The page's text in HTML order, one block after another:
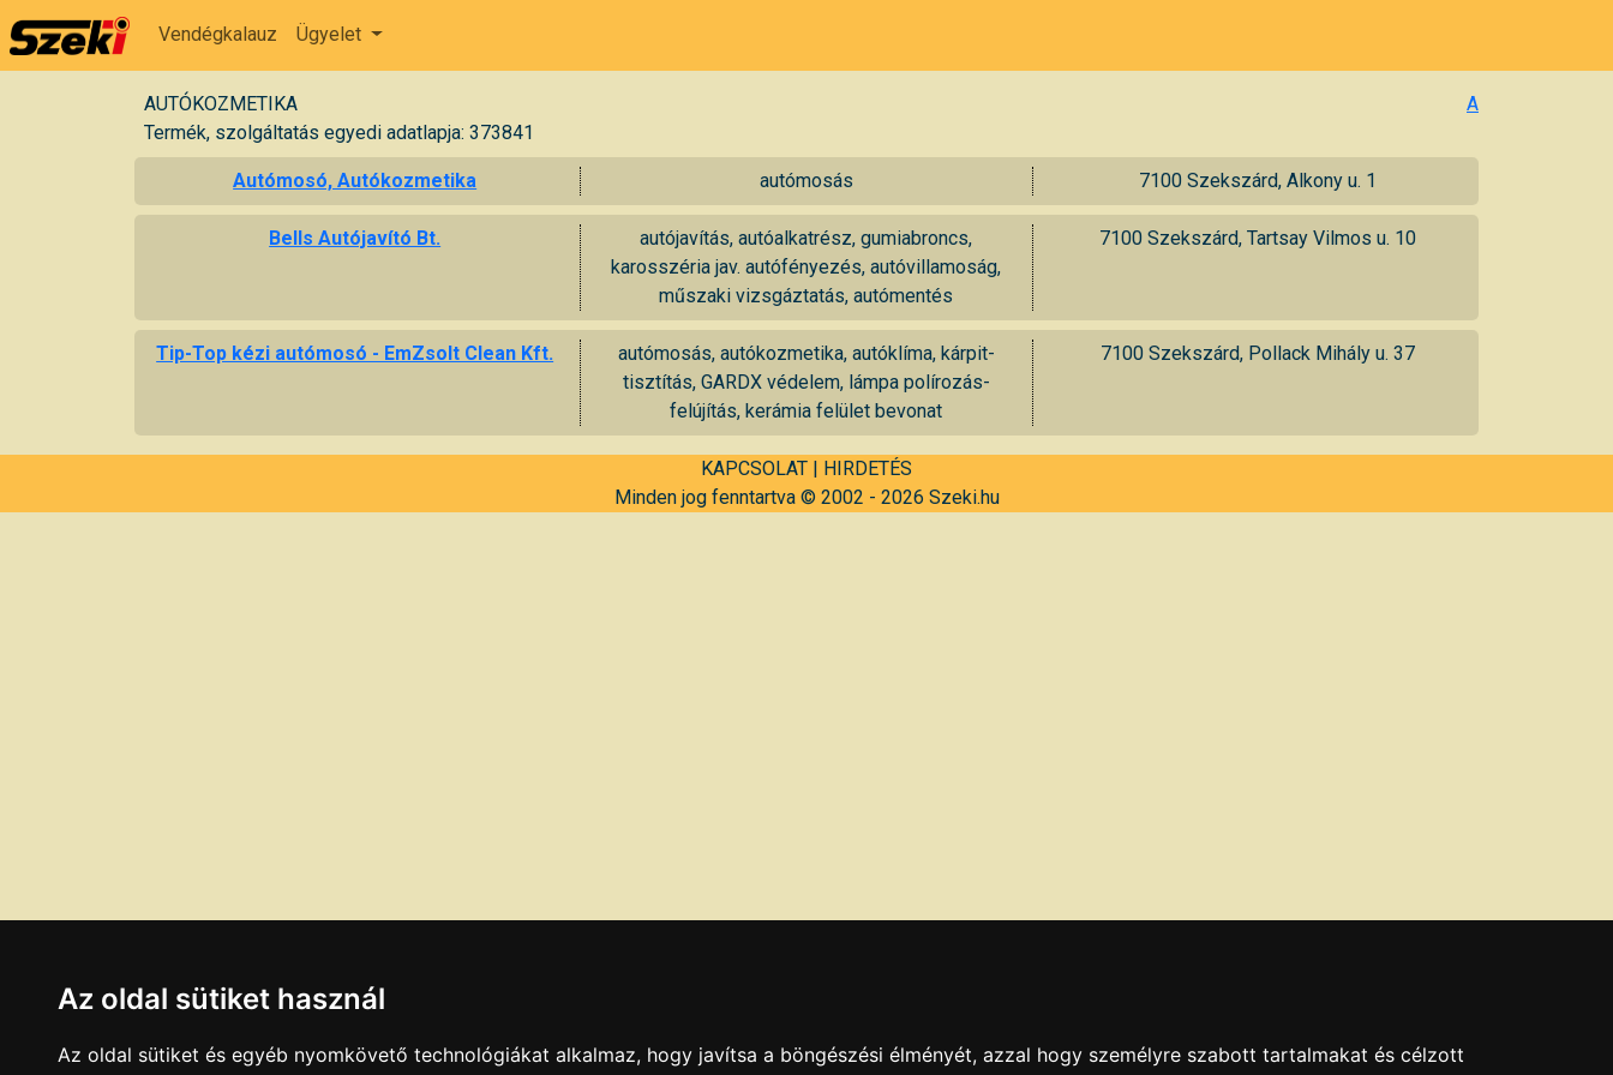
Vendégkalauz Ügyelet
AUTÓKOZMETIKA
A
Termék, szolgáltatás egyedi adatlapja: 373841
Autómosó, Autókozmetika autómosás 7100 Szekszárd, Alkony u. 1
Bells Autójavító Bt.
autójavítás, autóalkatrész, gumiabroncs,
karosszéria jav. autófényezés, autóvillamoság,
műszaki vizsgáztatás, autómentés
7100 Szekszárd, Tartsay Vilmos u. 10
Tip-Top kézi autómosó - EmZsolt Clean Kft.
autómosás, autókozmetika, autóklíma, kárpit-
tisztítás, GARDX védelem, lámpa polírozás-
felújítás, kerámia felület bevonat
7100 Szekszárd, Pollack Mihály u. 37
KAPCSOLAT | HIRDETÉS
Minden jog fenntartva © 2002 - 2026 Szeki.hu
Az oldal sütiket használ
Az oldal sütiket és egyéb nyomkövető technológiákat alkalmaz, hogy javítsa a böngészési élményét, azzal hogy személyre szabott tartalmakat és célzott